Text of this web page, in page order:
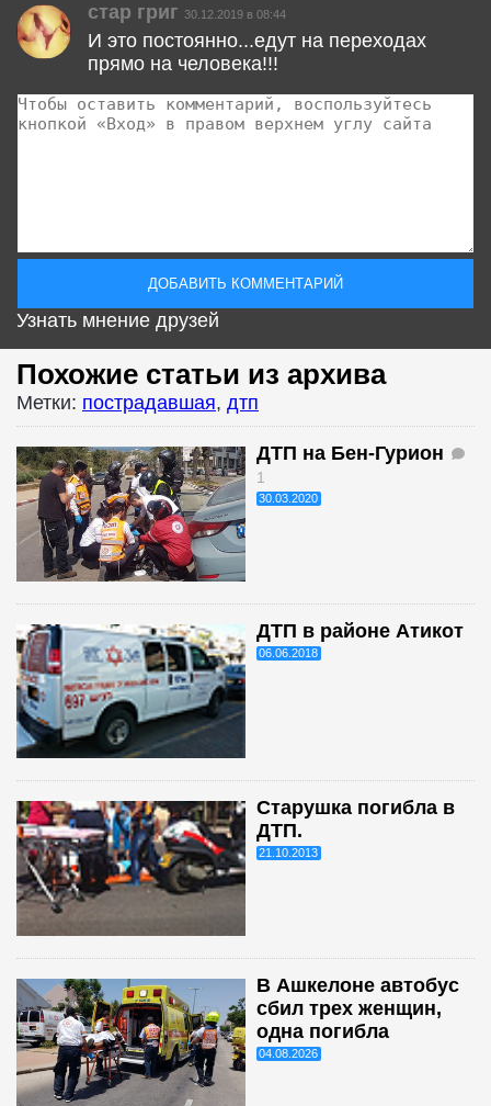
стар григ 30.12.2019 в 08:44
И это постоянно...едут на переходах
прямо на человека!!!
Узнать мнение друзей
Похожие статьи из архива
Метки: пострадавшая, дтп
ДТП на Бен-Гурион
1
30.03.2020
ДТП в районе Атикот
06.06.2018
Старушка погибла в
ДТП.
21.10.2013
В Ашкелоне автобус
сбил трех женщин,
одна погибла
04.08.2026